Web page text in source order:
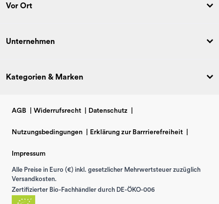
Vor Ort
Unternehmen
Kategorien & Marken
AGB Widerrufsrecht Datenschutz
Nutzungsbedingungen Erklärung zur Barrrierefreiheit
Impressum
Alle Preise in Euro (€) inkl. gesetzlicher Mehrwertsteuer zuzüglich
Versandkosten.
Zertifizierter Bio-Fachhändler durch DE-ÖKO-006